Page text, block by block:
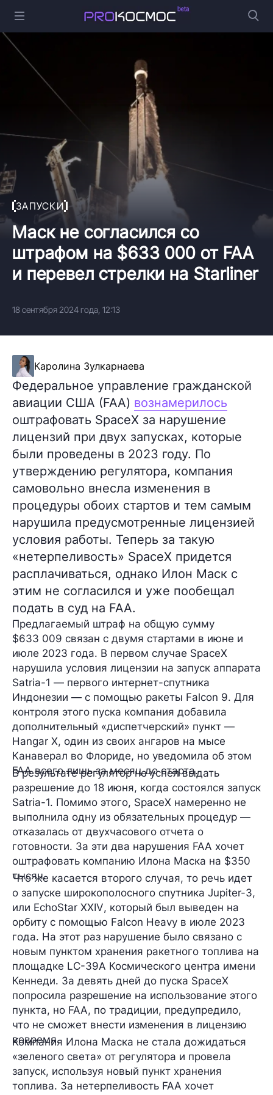
ЗАПУСКИ
Маск не согласился со
штрафом на $633 000 от FAA
и перевел стрелки на Starliner
18 сентября 2024 года, 12:13
Каролина Зулкарнаева
Федеральное управление гражданской
авиации США (FAA) вознамерилось
оштрафовать SpaceX за нарушение
лицензий при двух запусках, которые
были проведены в 2023 году. По
утверждению регулятора, компания
самовольно внесла изменения в
процедуры обоих стартов и тем самым
нарушила предусмотренные лицензией
условия работы. Теперь за такую
«нетерпеливость» SpaceX придется
расплачиваться, однако Илон Маск с
этим не согласился и уже пообещал
подать в суд на FAA.
Предлагаемый штраф на общую сумму
$633 009 связан с двумя стартами в июне и
июле 2023 года. В первом случае SpaceX
нарушила условия лицензии на запуск аппарата
Satria-1 — первого интернет-спутника
Индонезии — с помощью ракеты Falcon 9. Для
контроля этого пуска компания добавила
дополнительный «диспетчерский» пункт —
Hangar X, один из своих ангаров на мысе
Канаверал во Флориде, но уведомила об этом
FAA всего лишь за месяц до старта.
В результате регулятор не успел выдать
разрешение до 18 июня, когда состоялся запуск
Satria-1. Помимо этого, SpaceX намеренно не
выполнила одну из обязательных процедур —
отказалась от двухчасового отчета о
готовности. За эти два нарушения FAA хочет
оштрафовать компанию Илона Маска на $350
тысяч.
Что же касается второго случая, то речь идет
о запуске широкополосного спутника Jupiter-3,
или EchoStar XXIV, который был выведен на
орбиту с помощью Falcon Heavy в июле 2023
года. На этот раз нарушение было связано с
новым пунктом хранения ракетного топлива на
площадке LC-39A Космического центра имени
Кеннеди. За девять дней до пуска SpaceX
попросила разрешение на использование этого
пункта, но FAA, по традиции, предупредило,
что не сможет внести изменения в лицензию
вовремя.
Компания Илона Маска не стала дожидаться
«зеленого света» от регулятора и провела
запуск, используя новый пункт хранения
топлива. За нетерпеливость FAA хочет